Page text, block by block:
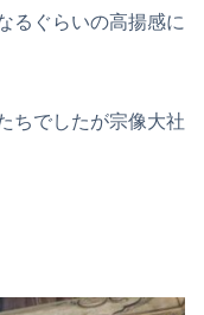
るぐらいの高揚感に
ちでしたが宗像大社